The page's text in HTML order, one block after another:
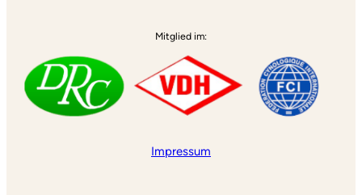
Mitglied im:
Impressum